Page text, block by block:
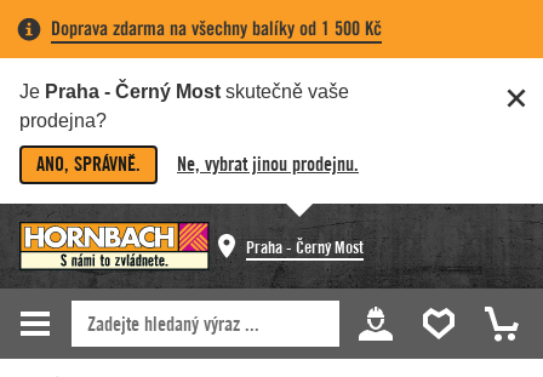
Doprava zdarma na všechny balíky od 1 500 Kč
Je Praha - Černý Most skutečně vaše
prodejna?
ANO, SPRÁVNĚ. Ne, vybrat jinou prodejnu.
Praha - Černý Most